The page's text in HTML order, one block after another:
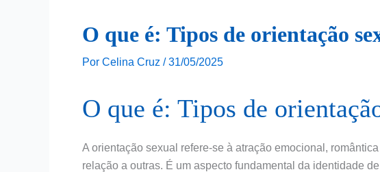
O que é: Tipos de orientação
Por Celina Cruz /31/05/2025
O que é: Tipos de
A orientação sexual refere-se à atração emocional,
relação a outras. É um aspecto fundamental da identidade